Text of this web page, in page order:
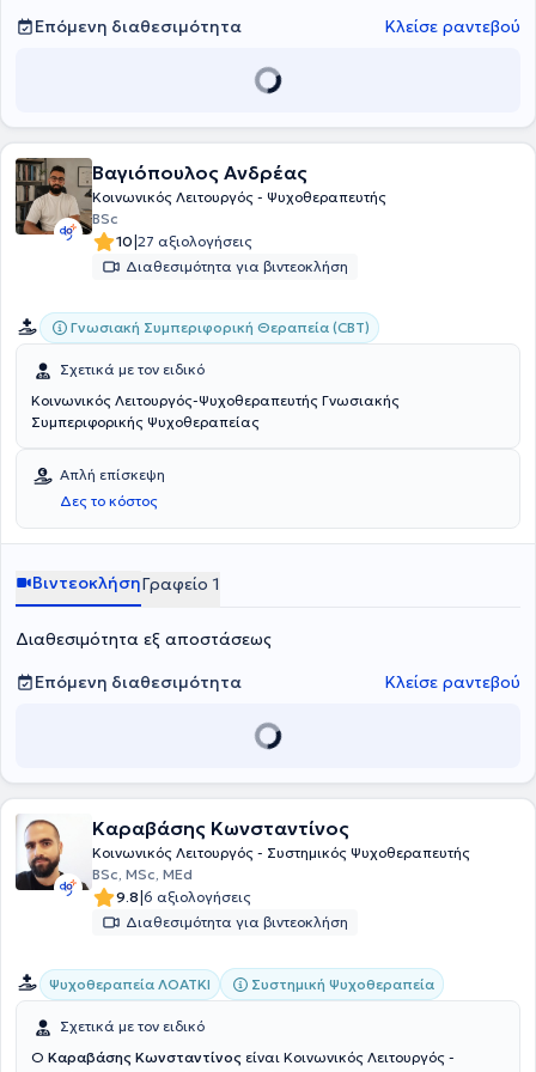
θεραπευτικής σχέσης. Η επαγγελματική της πορεία χαρακτηρίζεται
Επόμενη διαθεσιμότητα
Κλείσε ραντεβού
Βαγιόπουλος Ανδρέας
Κοινωνικός Λειτουργός - Ψυχοθεραπευτής
BSc
10|27 αξιολογήσεις
Διαθεσιμότητα για βιντεοκλήση
Γνωσιακή Συμπεριφορική Θεραπεία (CBT)
Σχετικά με τον ειδικό
Κοινωνικός Λειτουργός-Ψυχοθεραπευτής Γνωσιακής
Συμπεριφορικής Ψυχοθεραπείας
Απλή επίσκεψη
Δες το κόστος
ΒιντεοκλήσηΓραφείο 1
Διαθεσιμότητα εξ αποστάσεως
Επόμενη διαθεσιμότητα
Κλείσε ραντεβού
Καραβάσης Κωνσταντίνος
Κοινωνικός Λειτουργός - Συστημικός Ψυχοθεραπευτής
BSc, MSc, MEd
9.8|6 αξιολογήσεις
Διαθεσιμότητα για βιντεοκλήση
Ψυχοθεραπεία ΛΟΑΤΚΙ Συστημική Ψυχοθεραπεία
Σχετικά με τον ειδικό
Ο Καραβάσης Κωνσταντίνος είναι Κοινωνικός Λειτουργός -